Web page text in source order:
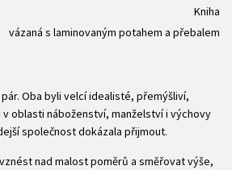
Kniha
vázaná s laminovaným potahem a přebalem
Oba byli velcí idealisté, přemýšliví,
oblasti náboženství, manželství i výchovy
společnost dokázala přijmout.
nad malost poměrů a směřovat výše,